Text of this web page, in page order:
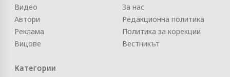
Видео
Автори
Реклама
Вицове
За нас
Редакционна политика
Политика за корекции
Вестникът
Категории